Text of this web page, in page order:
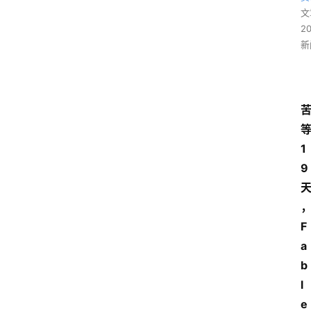
苦
等
1
9
天
，
F
a
b
l
e